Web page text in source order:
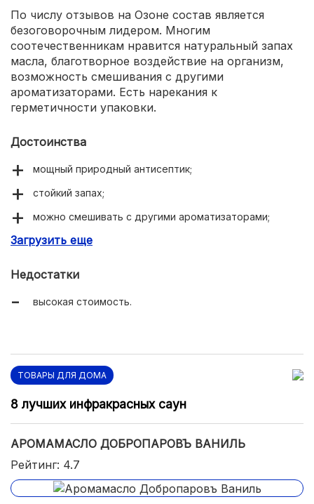
По числу отзывов на Озоне состав является
безоговорочным лидером. Многим
соотечественникам нравится натуральный запах
масла, благотворное воздействие на организм,
возможность смешивания с другими
ароматизаторами. Есть нарекания к
герметичности упаковки.
Достоинства
мощный природный антисептик;
стойкий запах;
можно смешивать с другими ароматизаторами;
натуральный продукт.
Загрузить еще
Недостатки
высокая стоимость.
ТОВАРЫ ДЛЯ ДОМА
8 лучших инфракрасных саун
АРОМАМАСЛО ДОБРОПАРОВЪ ВАНИЛЬ
Рейтинг: 4.7